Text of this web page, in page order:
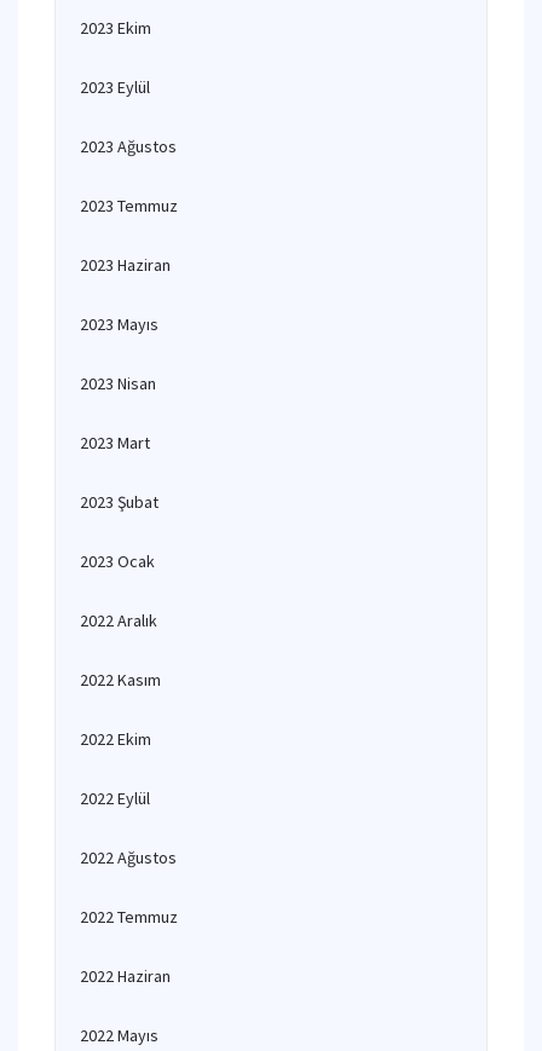
2023 Ekim
2023 Eylül
2023 Ağustos
2023 Temmuz
2023 Haziran
2023 Mayıs
2023 Nisan
2023 Mart
2023 Şubat
2023 Ocak
2022 Aralık
2022 Kasım
2022 Ekim
2022 Eylül
2022 Ağustos
2022 Temmuz
2022 Haziran
2022 Mayıs